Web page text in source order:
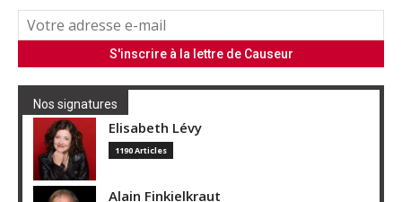
Nos signatures
Elisabeth Lévy
1190 Articles
Alain Finkielkraut